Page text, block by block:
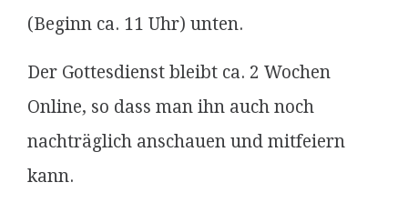
(Beginn ca. 11 Uhr) unten.
Der Gottesdienst bleibt ca. 2 Wochen
Online, so dass man ihn auch noch
nachträglich anschauen und mitfeiern
kann.